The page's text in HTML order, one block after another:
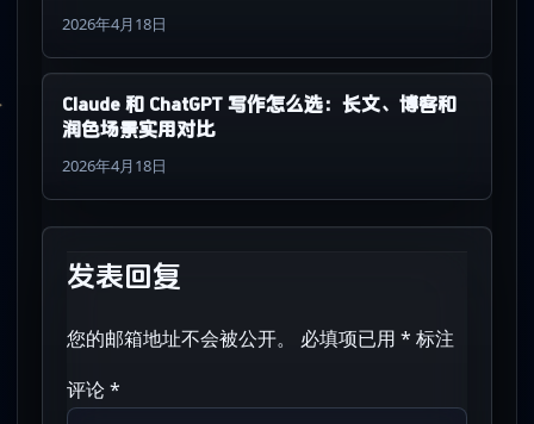
2026年4月18日
Claude 和 ChatGPT 写作怎么选：长文、博客和
润色场景实用对比
2026年4月18日
发表回复
您的邮箱地址不会被公开。 必填项已用 * 标注
评论*